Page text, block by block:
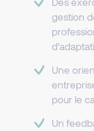
gestion
Une
pour le
Un